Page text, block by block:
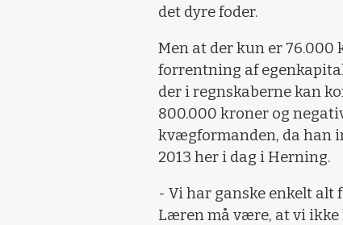
det dyre foder.
Men at der kun er 76.000
forrentning af
der i regnskaberne kan
800.000 kroner og
kvægformanden, da han
2013 her i dag i Herning.
- Vi har ganske enkelt
Læren må være, at vi ikke